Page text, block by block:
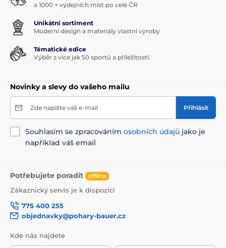
a 1000 + výdejních míst po celé ČR
Unikátní sortiment
Moderní design a materiály vlastní výroby
Tématické edice
Výběr z více jak 50 sportů a příležitostí.
Novinky a slevy do vašeho mailu
Zde napište váš e-mail Přihlásit
Souhlasím se zpracováním osobních údajů jako je
například váš email
Potřebujete poradit offline
Zákaznický servis je k dispozici
775 400 255
objednavky@pohary-bauer.cz
Kde nás najdete